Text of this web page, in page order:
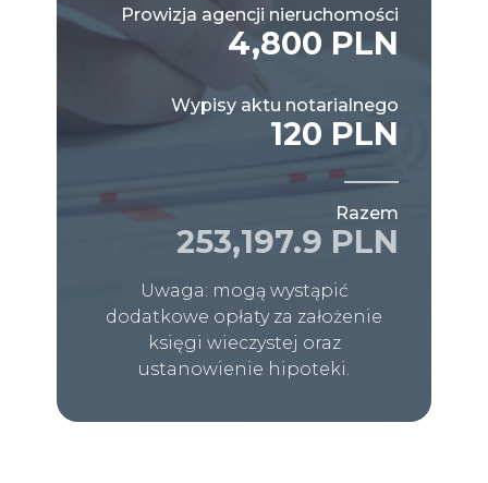
Prowizja agencji nieruchomości
4,800 PLN
Wypisy aktu notarialnego
120 PLN
Razem
253,197.9 PLN
Uwaga: mogą wystąpić
dodatkowe opłaty za założenie
księgi wieczystej oraz
ustanowienie hipoteki.